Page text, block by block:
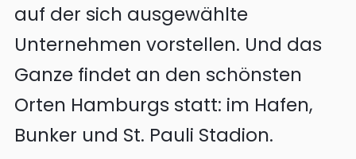
auf der sich ausgewählte
Unternehmen vorstellen. Und das
Ganze findet an den schönsten
Orten Hamburgs statt: im Hafen,
Bunker und St. Pauli Stadion.